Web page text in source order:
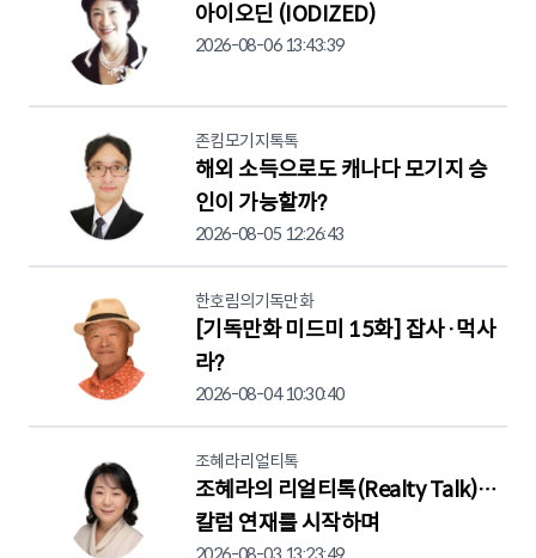
아이오딘 (IODIZED)
2026-08-06 13:43:39
존킴모기지톡톡
해외 소득으로도 캐나다 모기지 승
인이 가능할까?
2026-08-05 12:26:43
한호림의기독만화
[기독만화 미드미 15화] 잡사·먹사
라?
2026-08-04 10:30:40
조혜라리얼티톡
조혜라의 리얼티톡(Realty Talk)…
칼럼 연재를 시작하며